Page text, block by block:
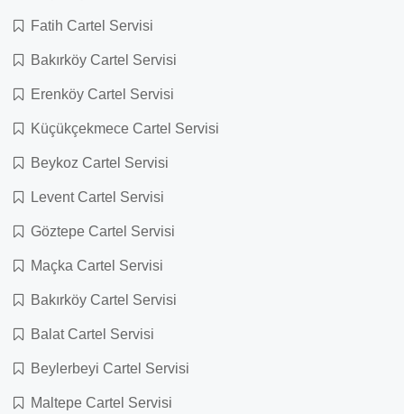
Fatih Cartel Servisi
Bakırköy Cartel Servisi
Erenköy Cartel Servisi
Küçükçekmece Cartel Servisi
Beykoz Cartel Servisi
Levent Cartel Servisi
Göztepe Cartel Servisi
Maçka Cartel Servisi
Bakırköy Cartel Servisi
Balat Cartel Servisi
Beylerbeyi Cartel Servisi
Maltepe Cartel Servisi